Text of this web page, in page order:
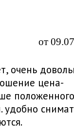
от
очень
цена-
положенного
удобно